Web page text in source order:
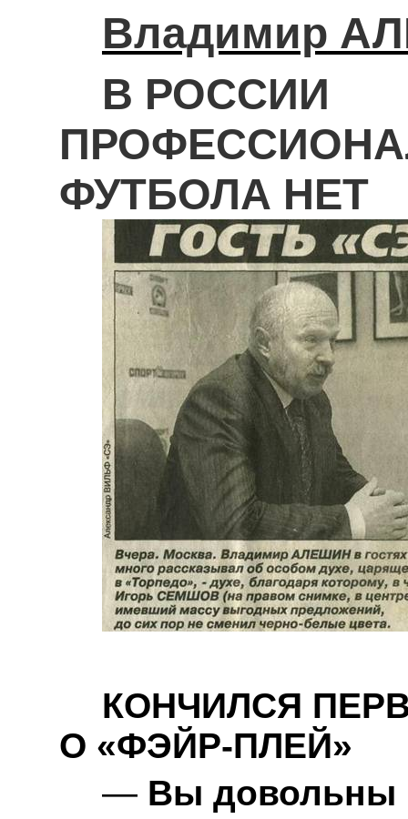
Владимир
В РОССИИ
ФУТБОЛА НЕТ
КОНЧИЛСЯ
О «ФЭЙР-ПЛЕЙ»
—Вы довольны